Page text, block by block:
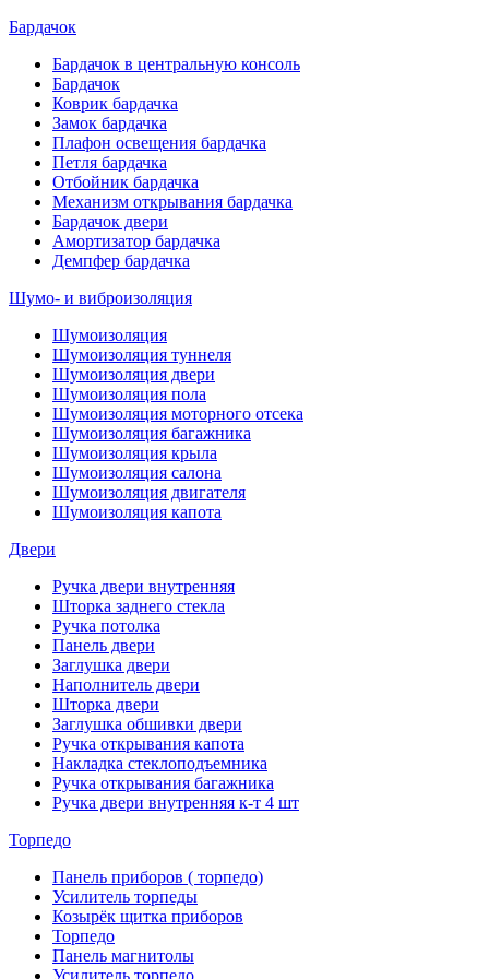
Бардачок
Бардачок в центральную консоль
Бардачок
Коврик бардачка
Замок бардачка
Плафон освещения бардачка
Петля бардачка
Отбойник бардачка
Механизм открывания бардачка
Бардачок двери
Амортизатор бардачка
Демпфер бардачка
Шумо- и виброизоляция
Шумоизоляция
Шумоизоляция туннеля
Шумоизоляция двери
Шумоизоляция пола
Шумоизоляция моторного отсека
Шумоизоляция багажника
Шумоизоляция крыла
Шумоизоляция салона
Шумоизоляция двигателя
Шумоизоляция капота
Двери
Ручка двери внутренняя
Шторка заднего стекла
Ручка потолка
Панель двери
Заглушка двери
Наполнитель двери
Шторка двери
Заглушка обшивки двери
Ручка открывания капота
Накладка стеклоподъемника
Ручка открывания багажника
Ручка двери внутренняя к-т 4 шт
Торпедо
Панель приборов ( торпедо)
Усилитель торпеды
Козырёк щитка приборов
Торпедо
Панель магнитолы
Усилитель торпедо